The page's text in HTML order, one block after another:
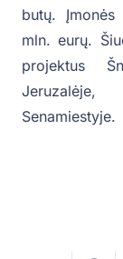
butų.
mln. eurų.
projektus
Jeruzalėje,
Senamiestyje.